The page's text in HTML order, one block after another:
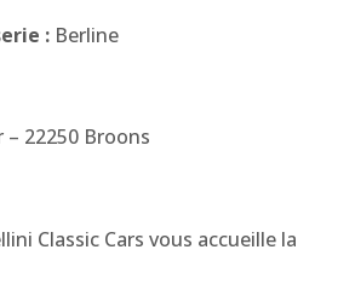
: Berline
– 22250 Broons
Classic Cars vous accueille la